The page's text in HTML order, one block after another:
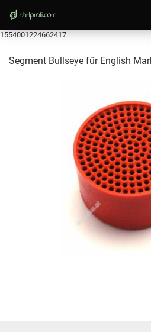
1554001224662417
Segment Bullseye für English